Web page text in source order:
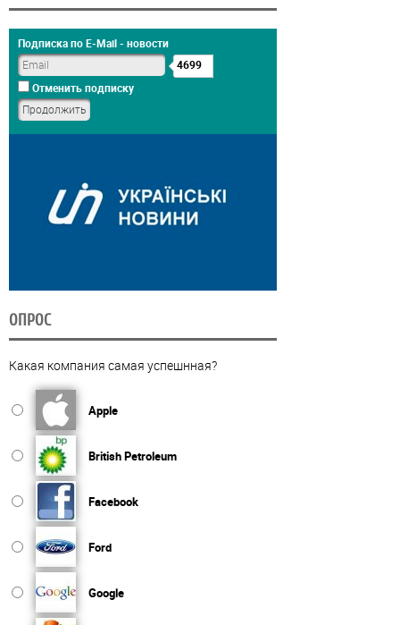
Подписка по E-Mail - новости
4699
Отменить подписку
ОПРОС
Какая компания самая успешнная?
Apple
British Petroleum
Facebook
Ford
Google